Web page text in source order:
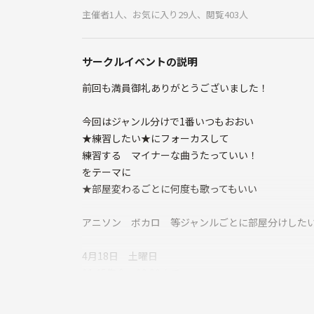
主催者1人、お気に入り29人、閲覧403人
サークルイベントの説明
前回も満員御礼ありがとうございました！
今回はジャンル分けで1番いつもおおい
★練習したい★にフォーカスして
練習する マイナーな曲うたっていい！
をテーマに
★部屋変わるごとに何度も歌ってもいい
アニソン ボカロ 等ジャンルごとに部屋分けした
4月18日 土曜日